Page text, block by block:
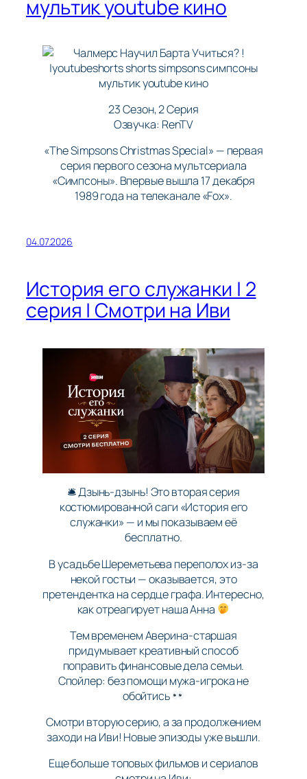
мультик youtube кино
23 Сезон, 2 Серия
Озвучка: RenTV
«The Simpsons Christmas Special» — первая
серия первого сезона мультсериала
«Симпсоны». Впервые вышла 17 декабря
1989 года на телеканале «Fox».
04.07.2026
История его служанки | 2
серия | Смотри на Иви
🛎 Дзынь-дзынь! Это вторая серия
костюмированной саги «История его
служанки» — и мы показываем её
бесплатно.
В усадьбе Шереметьева переполох из-за
некой гостьи — оказывается, это
претендентка на сердце графа. Интересно,
как отреагирует наша Анна
Тем временем Аверина-старшая
придумывает креативный способ
поправить финансовые дела семьи.
Спойлер: без помощи мужа-игрока не
обойтись
Смотри вторую серию, а за продолжением
заходи на Иви! Новые эпизоды уже вышли.
Еще больше топовых фильмов и сериалов